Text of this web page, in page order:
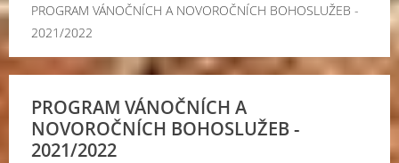
PROGRAM VÁNOČNÍCH A NOVOROČNÍCH BOHOSLUŽEB -
2021/2022
PROGRAM VÁNOČNÍCH A
NOVOROČNÍCH BOHOSLUŽEB -
2021/2022